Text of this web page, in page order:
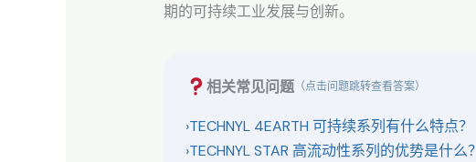
期的可持续工业发展与创新。
相关常见问题 （点击问题跳转查看答案）
›TECHNYL 4EARTH 可持续系列有什么特点？
›TECHNYL STAR 高流动性系列的优势是什么？